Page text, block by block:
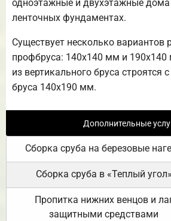
одноэтажные и двухэтажные
ленточных фундаментах.
Существует несколько вариантов
профбруса: 140х140 мм и
из вертикального бруса строятся
бруса 140х190 мм.
Дополнительные
Сборка сруба на березовые
Сборка сруба в «Теплый угол»
Пропитка нижних венцов и
защитными средствами